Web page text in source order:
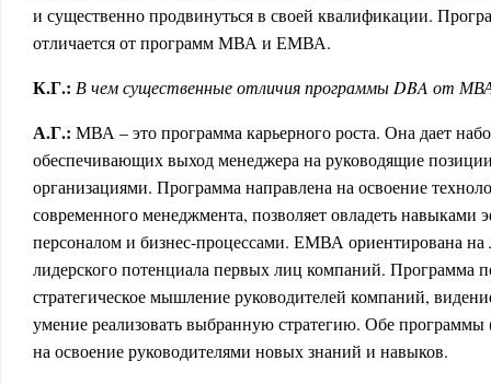
и существенно продвинуться в своей квалификации.
отличается от программ МВА и ЕМВА.
К.Г.: В чемсущественные отличия программы DBA от
А.Г.: МВА – это программа карьерного роста. Она дает
обеспечивающих выход менеджера на руководящие
организациями. Программа направлена на освоение
современного менеджмента, позволяет овладеть навыками
персоналом и бизнес-процессами. ЕМВА ориентирована на
лидерского потенциала первых лиц компаний. Программа
стратегическое мышление руководителей компаний,
умение реализовать выбранную стратегию. Обе
на освоение руководителями новых знаний и навыков.